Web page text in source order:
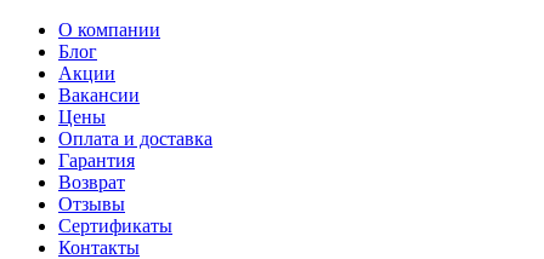
О компании
Блог
Акции
Вакансии
Цены
Оплата и доставка
Гарантия
Возврат
Отзывы
Сертификаты
Контакты